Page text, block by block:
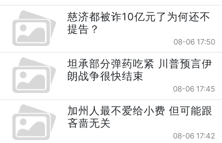
慈济都被诈10亿元了为何还不
提告？
08-06 17:50
坦承部分弹药吃紧 川普预言伊
朗战争很快结束
08-06 17:45
加州人最不爱给小费 但可能跟
吝啬无关
08-06 17:42